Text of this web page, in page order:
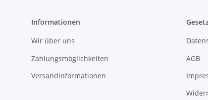
Informationen
Wir über uns
Zahlungsmöglichkeiten
Versandinformationen
AGB